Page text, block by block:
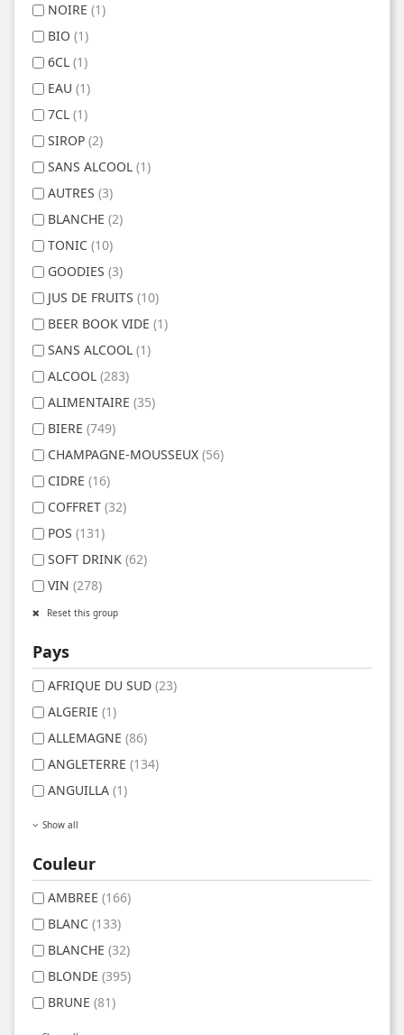
NOIRE (1)
BIO (1)
6CL (1)
EAU (1)
7CL (1)
SIROP (2)
SANS ALCOOL (1)
AUTRES (3)
BLANCHE (2)
TONIC (10)
GOODIES (3)
JUS DE FRUITS (10)
BEER BOOK VIDE (1)
SANS ALCOOL (1)
ALCOOL (283)
ALIMENTAIRE (35)
BIERE (749)
CHAMPAGNE-MOUSSEUX (56)
CIDRE (16)
COFFRET (32)
POS (131)
SOFT DRINK (62)
VIN (278)
Reset this group
Pays
AFRIQUE DU SUD (23)
ALGERIE (1)
ALLEMAGNE (86)
ANGLETERRE (134)
ANGUILLA (1)
Show all
Couleur
AMBREE (166)
BLANC (133)
BLANCHE (32)
BLONDE (395)
BRUNE (81)